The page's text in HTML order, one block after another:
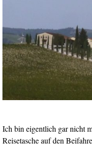
Ich bin eigentlich gar nicht
Reisetasche auf den